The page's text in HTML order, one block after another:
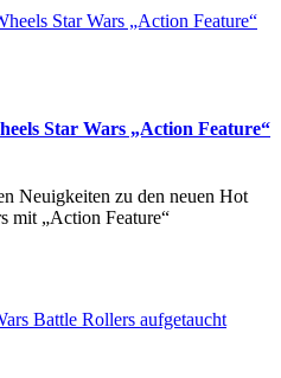
Star Wars „Action Feature“
Neuigkeiten zu den neuen Hot
mit „Action Feature“